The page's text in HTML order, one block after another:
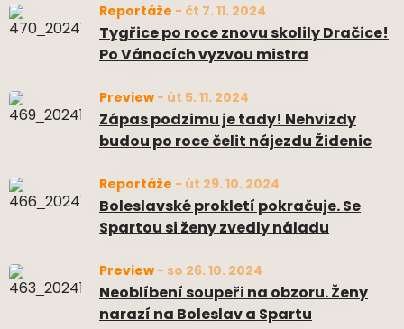
Reportáže - čt 7. 11. 2024
Tygřice po roce znovu skolily Dračice!
Po Vánocích vyzvou mistra
Preview- út 5. 11. 2024
Zápas podzimu je tady! Nehvizdy
budou po roce čelit nájezdu Židenic
Reportáže - út 29. 10. 2024
Boleslavské prokletí pokračuje. Se
Spartou si ženy zvedly náladu
Preview- so 26. 10. 2024
Neoblíbení soupeři na obzoru. Ženy
narazí na Boleslav a Spartu